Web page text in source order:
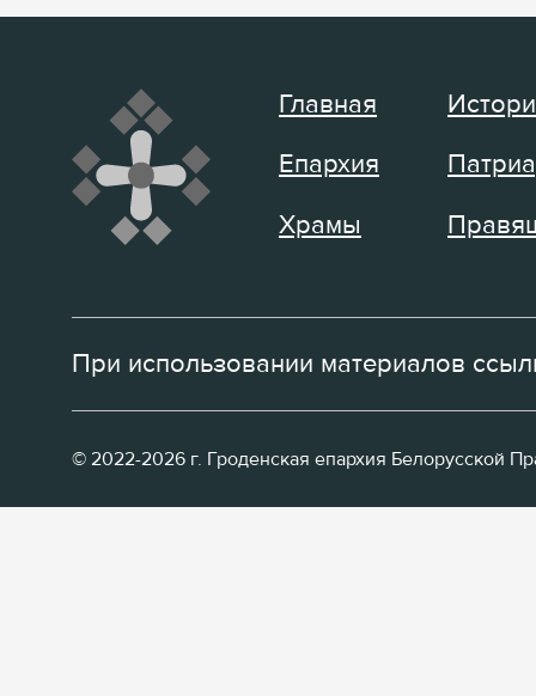
Главная
Епархия
Храмы
При использовании материалов
© 2022-2026 г. Гроденская епархия Белорусской